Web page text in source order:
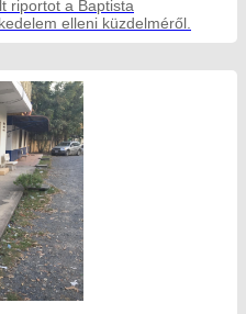
riportot a Baptista
elleni küzdelméről.